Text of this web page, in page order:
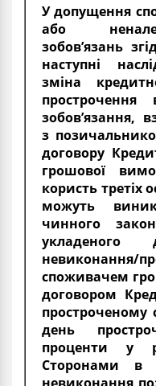
У допущення
або
зобов’язань
наступні
зміна
прострочення
зобов’язання,
з
договору
грошової
користь третіх
можуть
чинного
невиконання/
споживачем
договором
день
проценти у
Сторонами в